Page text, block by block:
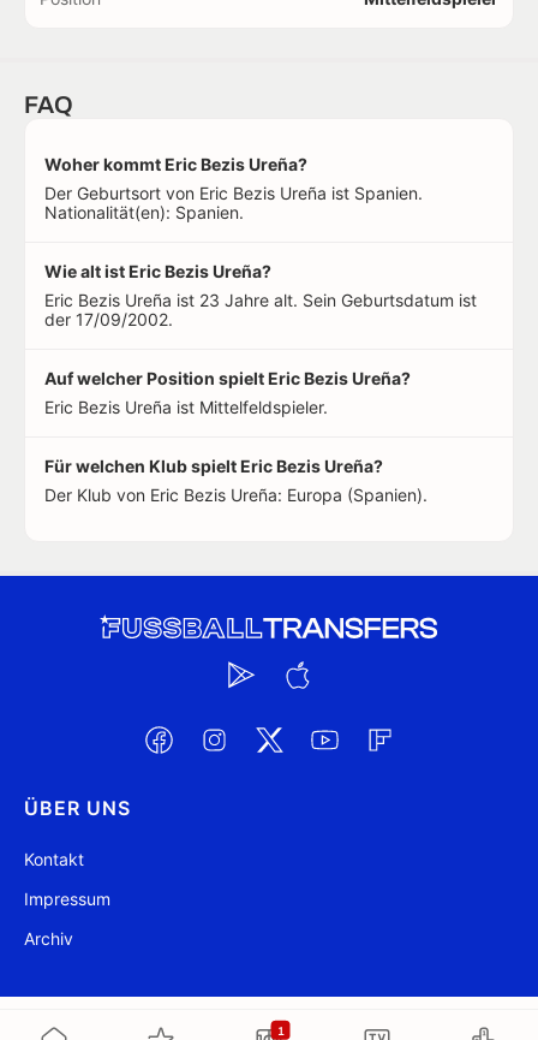
1
FAQ
Woher kommt Eric Bezis Ureña?
Der Geburtsort von Eric Bezis Ureña ist Spanien.
Nationalität(en): Spanien.
Wie alt ist Eric Bezis Ureña?
Eric Bezis Ureña ist 23 Jahre alt. Sein Geburtsdatum ist
der 17/09/2002.
Auf welcher Position spielt Eric Bezis Ureña?
Eric Bezis Ureña ist Mittelfeldspieler.
Für welchen Klub spielt Eric Bezis Ureña?
Der Klub von Eric Bezis Ureña: Europa (Spanien).
ÜBER UNS
Kontakt
Impressum
Archiv
@ FussballTransfers.com 2009-2026